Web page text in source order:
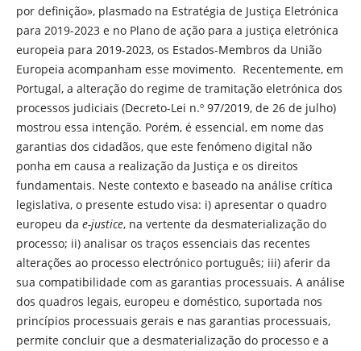
por definição», plasmado na Estratégia de Justiça Eletrónica
para 2019-2023 e no Plano de ação para a justiça eletrónica
europeia para 2019-2023, os Estados-Membros da União
Europeia acompanham esse movimento. Recentemente, em
Portugal, a alteração do regime de tramitação eletrónica dos
processos judiciais (Decreto-Lei n.º 97/2019, de 26 de julho)
mostrou essa intenção. Porém, é essencial, em nome das
garantias dos cidadãos, que este fenómeno digital não
ponha em causa a realização da Justiça e os direitos
fundamentais. Neste contexto e baseado na análise crítica
legislativa, o presente estudo visa: i) apresentar o quadro
europeu da e-justice, na vertente da desmaterialização do
processo; ii) analisar os traços essenciais das recentes
alterações ao processo electrónico português; iii) aferir da
sua compatibilidade com as garantias processuais. A análise
dos quadros legais, europeu e doméstico, suportada nos
princípios processuais gerais e nas garantias processuais,
permite concluir que a desmaterialização do processo e a